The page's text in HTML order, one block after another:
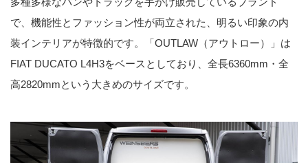
がスムーズかつ力強い走行性能を
実現。欧州が認めた
『DUCATO』が、この夏3つボデ
信頼の高さを、五感のすべてで体
感せよ。
で、機能性とファッション性が両立された、明るい印象の内
装インテリアが特徴的です。「OUTLAW（アウトロー）」は
FIAT DUCATO L4H3をベースとしており、全長6360mm・全
高2820mmという大きめのサイズです。